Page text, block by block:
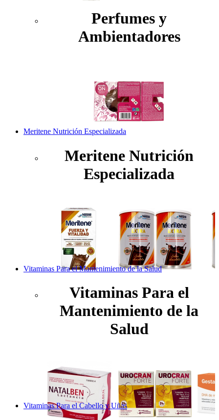
Perfumes y
Ambientadores
Meritene Nutrición Especializada
Meritene Nutrición
Especializada
Vitaminas Para el Mantenimiento de la Salud
Vitaminas Para el
Mantenimiento de la
Salud
Vitaminas Para el Cabello y Uñas